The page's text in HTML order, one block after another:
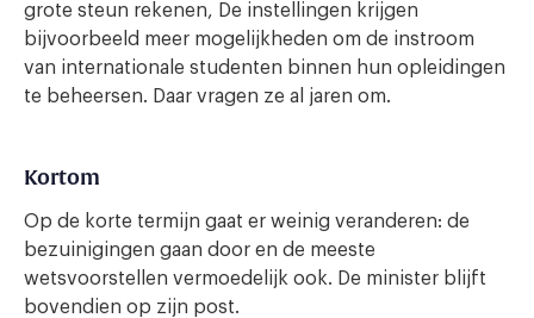
grote steun rekenen, De instellingen krijgen
bijvoorbeeld meer mogelijkheden om de instroom
van internationale studenten binnen hun opleidingen
te beheersen. Daar vragen ze al jaren om.
Kortom
Op de korte termijn gaat er weinig veranderen: de
bezuinigingen gaan door en de meeste
wetsvoorstellen vermoedelijk ook. De minister blijft
bovendien op zijn post.